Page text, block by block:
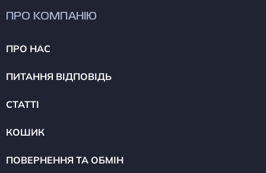
ПРО КОМПАНІЮ
ПРО НАС
ПИТАННЯ ВІДПОВІДЬ
СТАТТІ
КОШИК
ПОВЕРНЕННЯ ТА ОБМІН